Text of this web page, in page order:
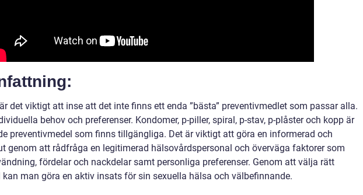
det viktigt att inse att det inte finns ett enda ”bästa” preventivmedlet som passar alla.
behov och preferenser. Kondomer, p-piller, spiral, p-stav, p-plåster och kopp är
preventivmedel som finns tillgängliga. Det är viktigt att göra en informerad och
genom att rådfråga en legitimerad hälsovårdspersonal och överväga faktorer som
fördelar och nackdelar samt personliga preferenser. Genom att välja rätt
kan man göra en aktiv insats för sin sexuella hälsa och välbefinnande.